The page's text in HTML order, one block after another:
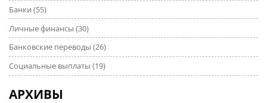
Банки (55)
Личные финансы (30)
Банковские переводы (26)
Социальные выплаты (19)
АРХИВЫ